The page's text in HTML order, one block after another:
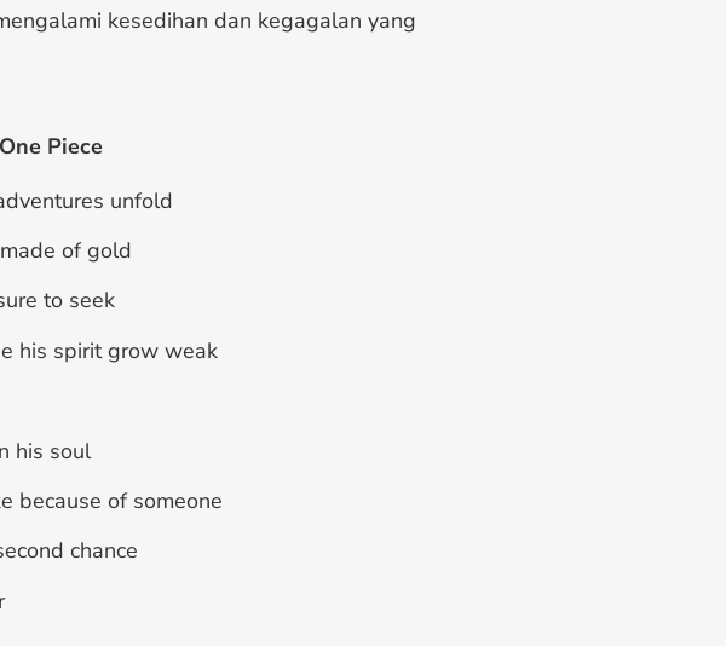
kesedihan dan kegagalan yang
One Piece
unfold
of gold
to seek
his spirit grow weak
his soul
because of someone
chance